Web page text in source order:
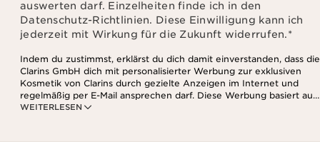
auswerten darf. Einzelheiten finde ich in den
Datenschutz-Richtlinien. Diese Einwilligung kann ich
jederzeit mit Wirkung für die Zukunft widerrufen.*
WEITERLESEN
Indem du zustimmst, erklärst du dich damit einverstanden, dass die
Clarins GmbH dich mit personalisierter Werbung zur exklusiven
Kosmetik von Clarins durch gezielte Anzeigen im Internet und
regelmäßig per E-Mail ansprechen darf. Diese Werbung basiert auf
den Daten, die bei deinem Kontakt mit Clarins anfallen,